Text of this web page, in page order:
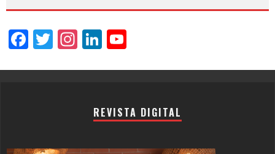
Facebook
Twitter
Instagram
LinkedIn
REVISTA DIGITAL